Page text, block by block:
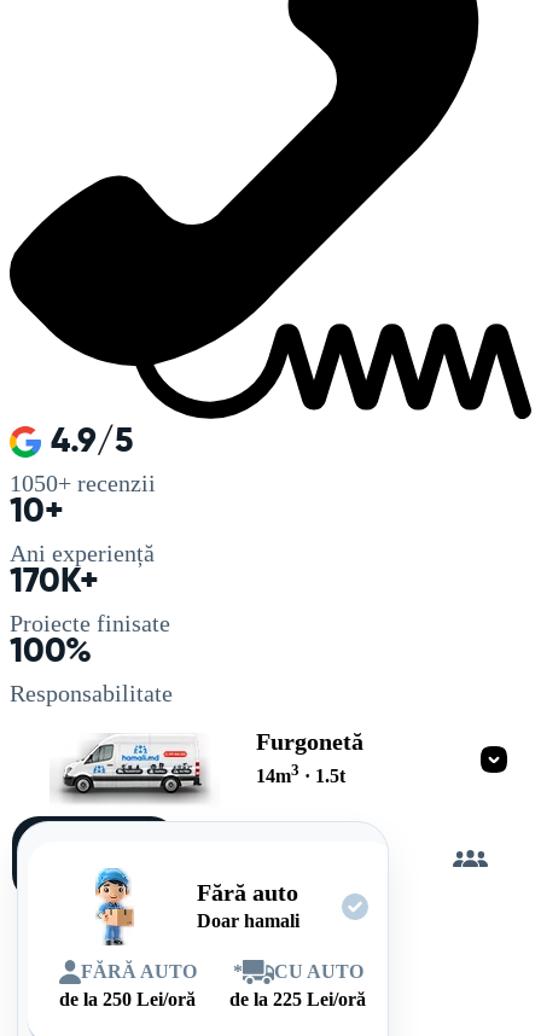
4.9/5
1050+ recenzii
10+
Ani experiență
170K+
Proiecte finisate
100%
Responsabilitate
Furgonetă
14m3 · 1.5t
Fără auto
Doar hamali
FĂRĂ AUTO
de la250 Lei/oră
*
CU AUTO
de la225 Lei/oră
singur